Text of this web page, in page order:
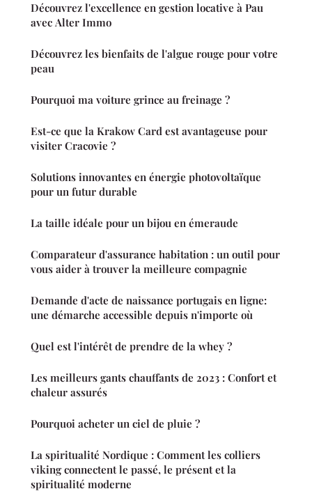
Découvrez l'excellence en gestion locative à Pau
avec Alter Immo
Découvrez les bienfaits de l'algue rouge pour votre
peau
Pourquoi ma voiture grince au freinage ?
Est-ce que la Krakow Card est avantageuse pour
visiter Cracovie ?
Solutions innovantes en énergie photovoltaïque
pour un futur durable
La taille idéale pour un bijou en émeraude
Comparateur d'assurance habitation : un outil pour
vous aider à trouver la meilleure compagnie
Demande d'acte de naissance portugais en ligne:
une démarche accessible depuis n'importe où
Quel est l'intérêt de prendre de la whey ?
Les meilleurs gants chauffants de 2023 : Confort et
chaleur assurés
Pourquoi acheter un ciel de pluie ?
La spiritualité Nordique : Comment les colliers
viking connectent le passé, le présent et la
spiritualité moderne